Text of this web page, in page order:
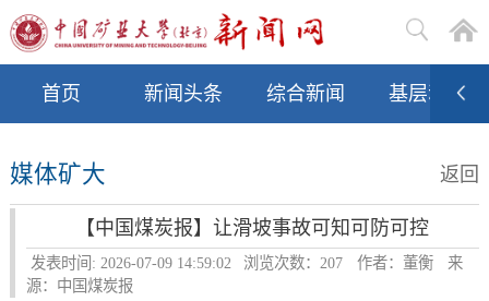
首页 新闻头条 综合新闻 基层动态
媒体矿大 返回
【中国煤炭报】让滑坡事故可知可防可控
发表时间: 2026-07-09 14:59:02 浏览次数： 207 作者：董衡
来
源：中国煤炭报